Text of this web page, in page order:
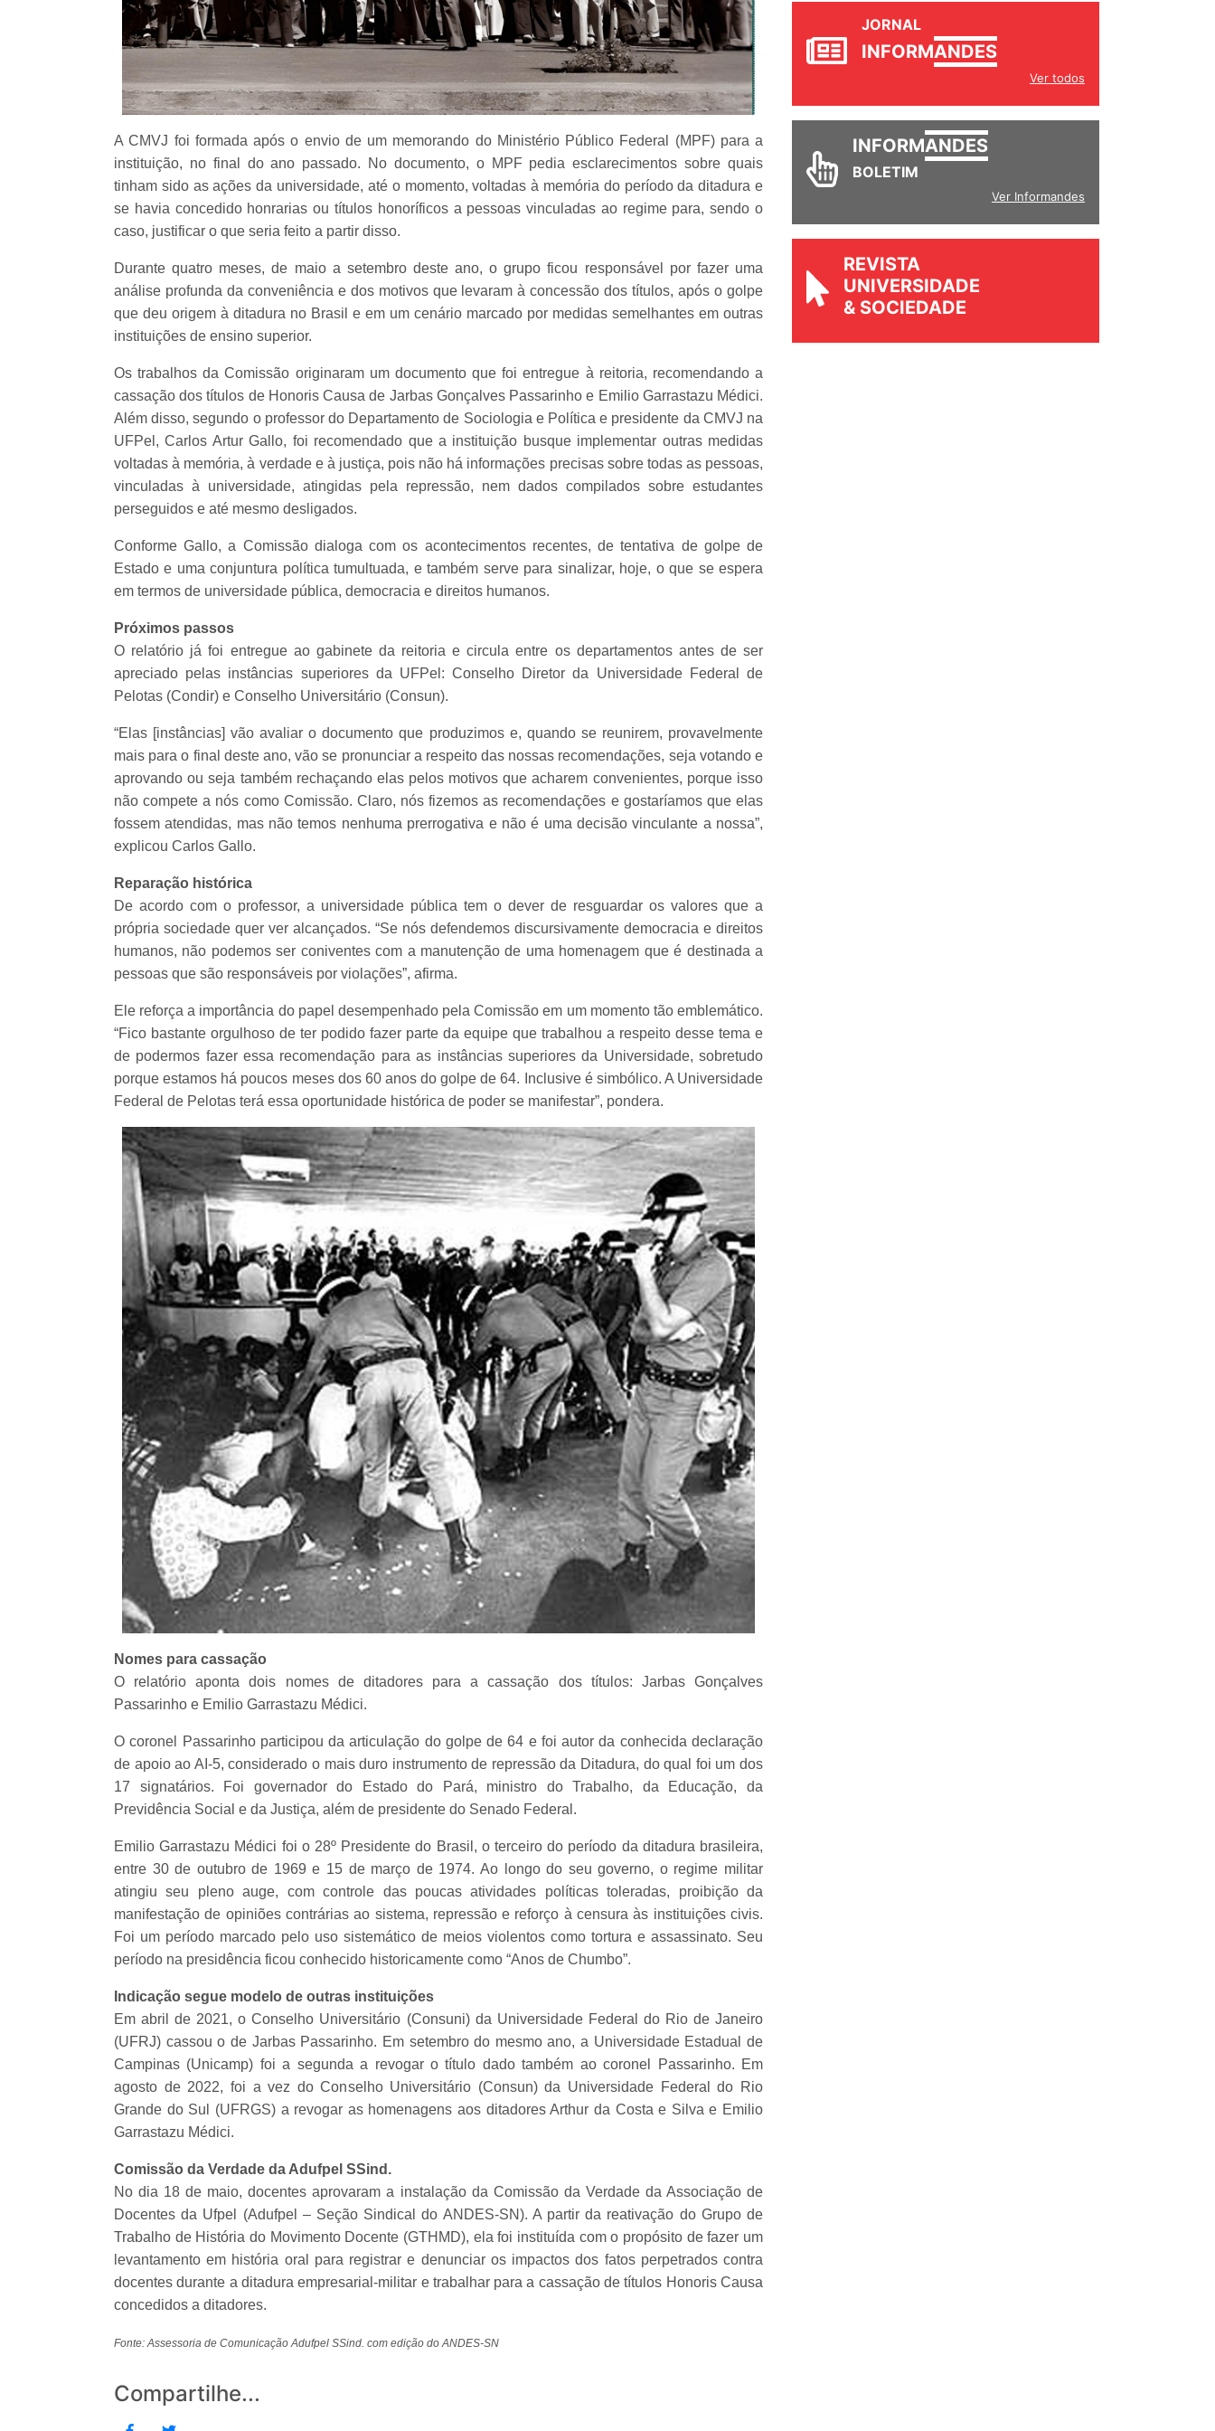
A CMVJ foi formada após o envio de um memorando do Ministério Público Federal (MPF) para a
instituição, no final do ano passado. No documento, o MPF pedia esclarecimentos sobre quais
tinham sido as ações da universidade, até o momento, voltadas à memória do período da ditadura e
se havia concedido honrarias ou títulos honoríficos a pessoas vinculadas ao regime para, sendo o
caso, justificar o que seria feito a partir disso.
Durante quatro meses, de maio a setembro deste ano, o grupo ficou responsável por fazer uma
análise profunda da conveniência e dos motivos que levaram à concessão dos títulos, após o golpe
que deu origem à ditadura no Brasil e em um cenário marcado por medidas semelhantes em outras
instituições de ensino superior.
Os trabalhos da Comissão originaram um documento que foi entregue à reitoria, recomendando a
cassação dos títulos de Honoris Causa de Jarbas Gonçalves Passarinho e Emilio Garrastazu Médici.
Além disso, segundo o professor do Departamento de Sociologia e Política e presidente da CMVJ na
UFPel, Carlos Artur Gallo, foi recomendado que a instituição busque implementar outras medidas
voltadas à memória, à verdade e à justiça, pois não há informações precisas sobre todas as pessoas,
vinculadas à universidade, atingidas pela repressão, nem dados compilados sobre estudantes
perseguidos e até mesmo desligados.
Conforme Gallo, a Comissão dialoga com os acontecimentos recentes, de tentativa de golpe de
Estado e uma conjuntura política tumultuada, e também serve para sinalizar, hoje, o que se espera
em termos de universidade pública, democracia e direitos humanos.
Próximos passos
O relatório já foi entregue ao gabinete da reitoria e circula entre os departamentos antes de ser
apreciado pelas instâncias superiores da UFPel: Conselho Diretor da Universidade Federal de
Pelotas (Condir) e Conselho Universitário (Consun).
“Elas [instâncias] vão avaliar o documento que produzimos e, quando se reunirem, provavelmente
mais para o final deste ano, vão se pronunciar a respeito das nossas recomendações, seja votando e
aprovando ou seja também rechaçando elas pelos motivos que acharem convenientes, porque isso
não compete a nós como Comissão. Claro, nós fizemos as recomendações e gostaríamos que elas
fossem atendidas, mas não temos nenhuma prerrogativa e não é uma decisão vinculante a nossa”,
explicou Carlos Gallo.
Reparação histórica
De acordo com o professor, a universidade pública tem o dever de resguardar os valores que a
própria sociedade quer ver alcançados. “Se nós defendemos discursivamente democracia e direitos
humanos, não podemos ser coniventes com a manutenção de uma homenagem que é destinada a
pessoas que são responsáveis por violações”, afirma.
Ele reforça a importância do papel desempenhado pela Comissão em um momento tão emblemático.
“Fico bastante orgulhoso de ter podido fazer parte da equipe que trabalhou a respeito desse tema e
de podermos fazer essa recomendação para as instâncias superiores da Universidade, sobretudo
porque estamos há poucos meses dos 60 anos do golpe de 64. Inclusive é simbólico. A Universidade
Federal de Pelotas terá essa oportunidade histórica de poder se manifestar”, pondera.
Nomes para cassação
O relatório aponta dois nomes de ditadores para a cassação dos títulos: Jarbas Gonçalves
Passarinho e Emilio Garrastazu Médici.
O coronel Passarinho participou da articulação do golpe de 64 e foi autor da conhecida declaração
de apoio ao AI-5, considerado o mais duro instrumento de repressão da Ditadura, do qual foi um dos
17 signatários. Foi governador do Estado do Pará, ministro do Trabalho, da Educação, da
Previdência Social e da Justiça, além de presidente do Senado Federal.
Emilio Garrastazu Médici foi o 28º Presidente do Brasil, o terceiro do período da ditadura brasileira,
entre 30 de outubro de 1969 e 15 de março de 1974. Ao longo do seu governo, o regime militar
atingiu seu pleno auge, com controle das poucas atividades políticas toleradas, proibição da
manifestação de opiniões contrárias ao sistema, repressão e reforço à censura às instituições civis.
Foi um período marcado pelo uso sistemático de meios violentos como tortura e assassinato. Seu
período na presidência ficou conhecido historicamente como “Anos de Chumbo”.
Indicação segue modelo de outras instituições
Em abril de 2021, o Conselho Universitário (Consuni) da Universidade Federal do Rio de Janeiro
(UFRJ) cassou o de Jarbas Passarinho. Em setembro do mesmo ano, a Universidade Estadual de
Campinas (Unicamp) foi a segunda a revogar o título dado também ao coronel Passarinho. Em
agosto de 2022, foi a vez do Conselho Universitário (Consun) da Universidade Federal do Rio
Grande do Sul (UFRGS) a revogar as homenagens aos ditadores Arthur da Costa e Silva e Emilio
Garrastazu Médici.
Comissão da Verdade da Adufpel SSind.
No dia 18 de maio, docentes aprovaram a instalação da Comissão da Verdade da Associação de
Docentes da Ufpel (Adufpel – Seção Sindical do ANDES-SN). A partir da reativação do Grupo de
Trabalho de História do Movimento Docente (GTHMD), ela foi instituída com o propósito de fazer um
levantamento em história oral para registrar e denunciar os impactos dos fatos perpetrados contra
docentes durante a ditadura empresarial-militar e trabalhar para a cassação de títulos Honoris Causa
concedidos a ditadores.
Fonte: Assessoria de Comunicação Adufpel SSind. com edição do ANDES-SN
Compartilhe...
JORNAL
Ver todos
INFORM
Ver Informandes
REVISTA
UNIVERSIDADE